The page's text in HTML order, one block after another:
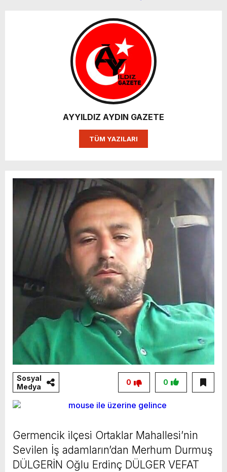
AYYILDIZ AYDIN GAZETE
TÜM YAZILARI
Sosyal
Medya
0
0
Germencik ilçesi Ortaklar Mahallesi’nin
Sevilen İş adamların’dan Merhum Durmuş
DÜLGERİN Oğlu Erdinç DÜLGER VEFAT